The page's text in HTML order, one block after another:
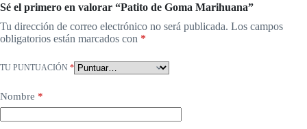
Sé el primero en valorar “Patito de Goma Marihuana”
Tu dirección de correo electrónico no será publicada. Los campos
obligatorios están marcados con *
TU PUNTUACIÓN *
Nombre *